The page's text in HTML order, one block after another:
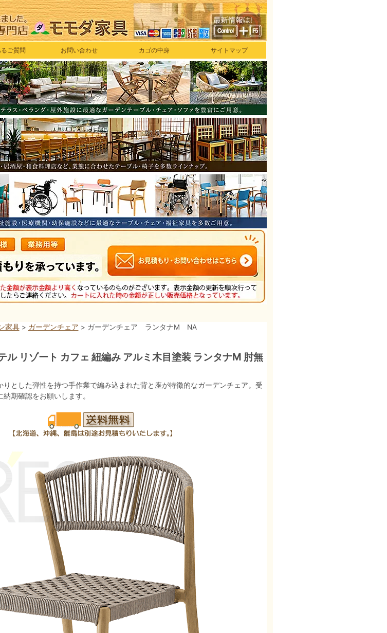
ご質問 お問い合わせ カゴの中身 サイトマップ
家具> ガーデンチェア > ガーデンチェア ランタナM NA
ル リゾート カフェ 紐編み アルミ木目塗装 ランタナM 肘無
りとした弾性を持つ手作業で編み込まれた背と座が特徴的なガーデンチェア。受
期確認をお願いします。